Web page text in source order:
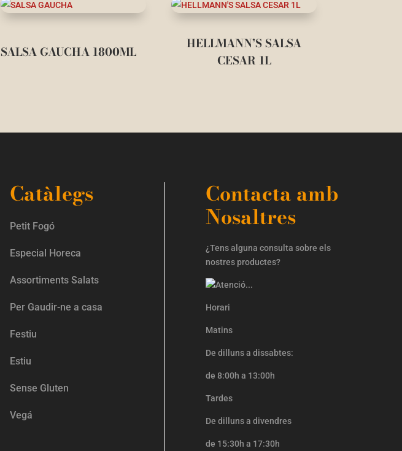
SALSA GAUCHA 1800ML
HELLMANN’S SALSA
CESAR 1L
Catàlegs
Petit Fogó
Especial Horeca
Assortiments Salats
Per Gaudir-ne a casa
Festiu
Estiu
Sense Gluten
Vegá
Contacta amb
Nosaltres
¿Tens alguna consulta sobre els
nostres productes?
Horari
Matins
De dilluns a dissabtes:
de 8:00h a 13:00h
Tardes
De dilluns a divendres
de 15:30h a 17:30h